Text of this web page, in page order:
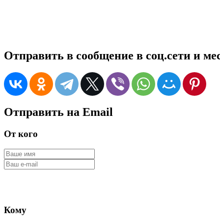
Отправить в сообщение в соц.сети и
Отправить на Email
От кого
Кому